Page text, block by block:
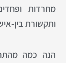
מחרדות
ותקשורת בין-